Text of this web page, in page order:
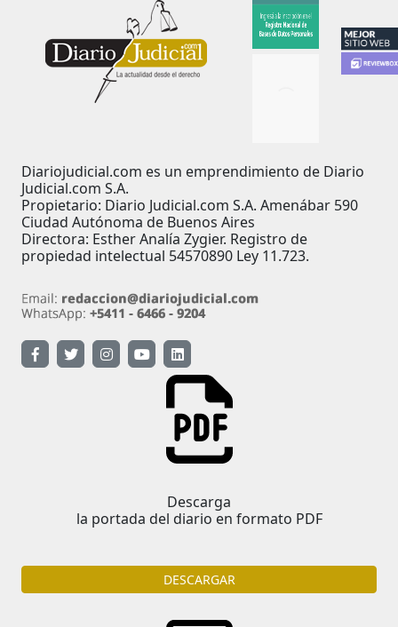
Diariojudicial.com es un emprendimiento de Diario
Judicial.com S.A.
Propietario: Diario Judicial.com S.A. Amenábar 590
Ciudad Autónoma de Buenos Aires
Directora: Esther Analía Zygier. Registro de
propiedad intelectual 54570890 Ley 11.723.
Descarga
la portada del diario en formato PDF
DESCARGAR